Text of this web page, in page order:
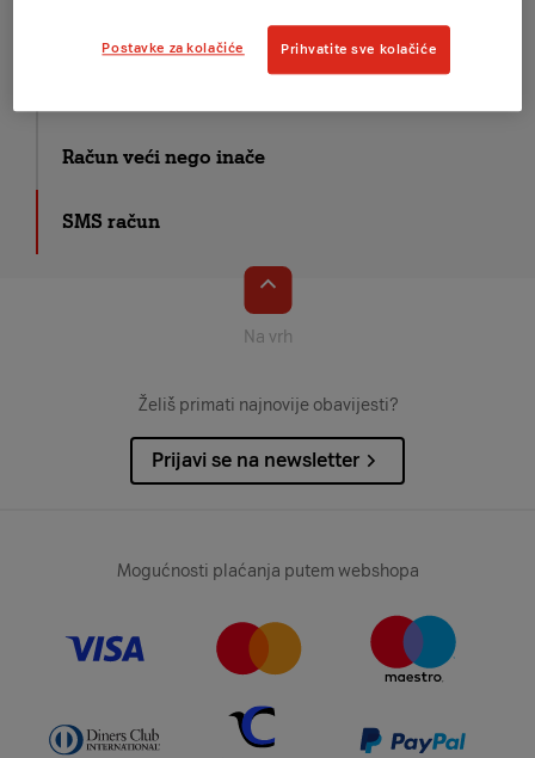
Račun veći nego inače
SMS račun
Na vrh
Želiš primati najnovije obavijesti?
Prijavi se na newsletter
Mogućnosti plaćanja putem webshopa
Postavke za kolačiće Prihvatite sve kolačiće